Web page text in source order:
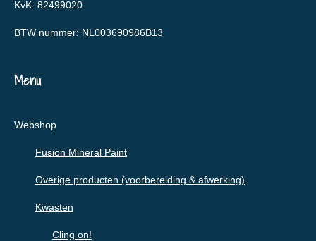
KvK: 82499020
BTW nummer: NL003690986B13
Menu
Webshop
Fusion Mineral Paint
Overige producten (voorbereiding & afwerking)
Kwasten
Cling on!